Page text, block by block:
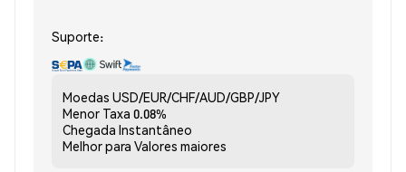
Suporte:
Moedas USD/EUR/CHF/AUD/GBP/JPY
Menor Taxa 0.08%
Chegada Instantâneo
Melhor para Valores maiores